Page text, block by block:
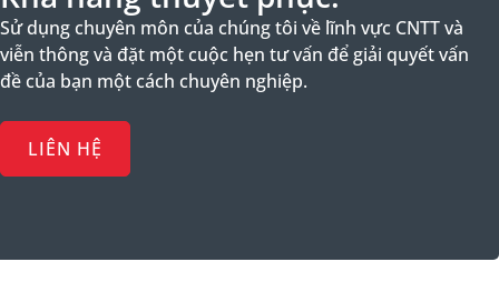
Sử dụng chuyên môn của chúng tôi về lĩnh vực CNTT và
viễn thông và đặt một cuộc hẹn tư vấn để giải quyết vấn
đề của bạn một cách chuyên nghiệp.
LIÊN HỆ